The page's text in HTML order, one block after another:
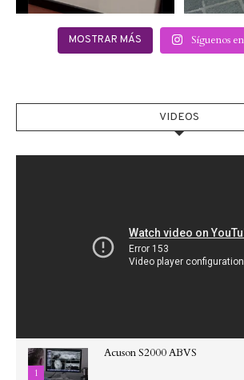
MOSTRAR MÁS Síguenos
VIDEOS
1
Acuson S2000 ABVS